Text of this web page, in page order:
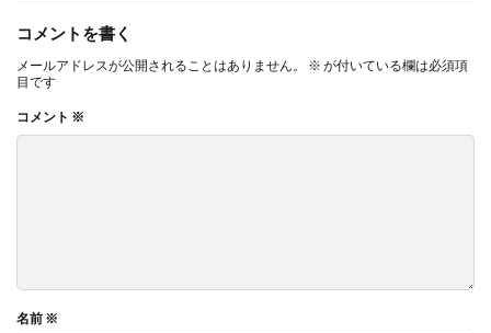
コメントを書く
メールアドレスが公開されることはありません。 ※ が付いている欄は必須項
目です
コメント ※
名前 ※